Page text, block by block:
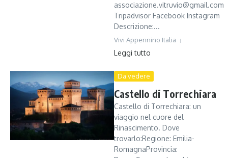
associazione.vitruvio@gmail.com
Tripadvisor Facebook Instagram
Descrizione:...
Vivi Appennino Italia
Leggi tutto
Da vedere
Castello di Torrechiara
Castello di Torrechiara: un
viaggio nel cuore del
Rinascimento. Dove
trovarlo:Regione: Emilia-
RomagnaProvincia: